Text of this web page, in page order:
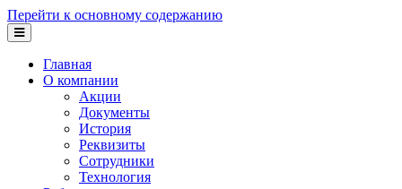
Перейти к основному содержанию
Главная
О компании
Акции
Документы
История
Реквизиты
Сотрудники
Технология